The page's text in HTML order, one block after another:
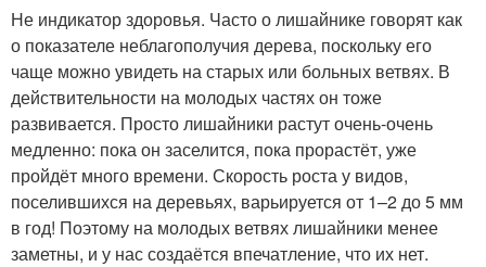
Не индикатор здоровья. Часто о лишайнике говорят как
о показателе неблагополучия дерева, поскольку его
чаще можно увидеть на старых или больных ветвях. В
действительности на молодых частях он тоже
развивается. Просто лишайники растут очень-очень
медленно: пока он заселится, пока прорастёт, уже
пройдёт много времени. Скорость роста у видов,
поселившихся на деревьях, варьируется от 1–2 до 5 мм
в год! Поэтому на молодых ветвях лишайники менее
заметны, и у нас создаётся впечатление, что их нет.